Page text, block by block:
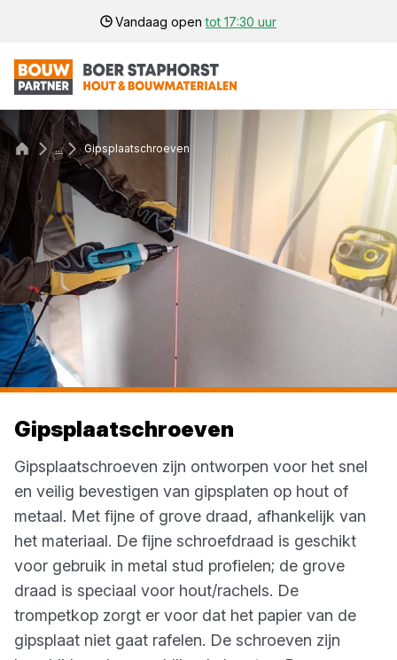
Vandaag opentot 17:30 uur
... Gipsplaatschroeven
Gipsplaatschroeven
Gipsplaatschroeven zijn ontworpen voor het snel
en veilig bevestigen van gipsplaten op hout of
metaal. Met fijne of grove draad, afhankelijk van
het materiaal. De fijne schroefdraad is geschikt
voor gebruik in metal stud profielen; de grove
draad is speciaal voor hout/rachels. De
trompetkop zorgt er voor dat het papier van de
gipsplaat niet gaat rafelen. De schroeven zijn